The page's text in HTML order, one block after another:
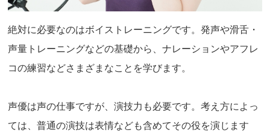
絶対に必要なのはボイストレーニングです。発声や滑舌・
声量トレーニングなどの基礎から、ナレーションやアフレ
コの練習などさまざまなことを学びます。
声優は声の仕事ですが、演技力も必要です。考え方によっ
ては、普通の演技は表情なども含めてその役を演じます